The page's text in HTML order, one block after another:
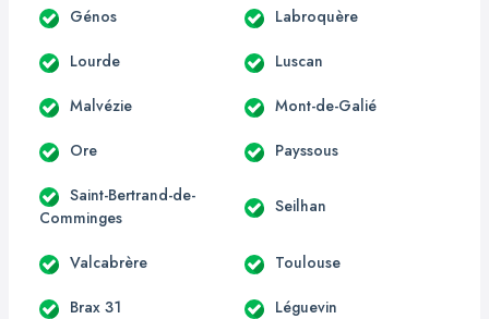
Génos Labroquère
Lourde Luscan
Malvézie Mont-de-Galié
Ore Payssous
Saint-Bertrand-de-
Comminges
Seilhan
Valcabrère Toulouse
Brax 31 Léguevin